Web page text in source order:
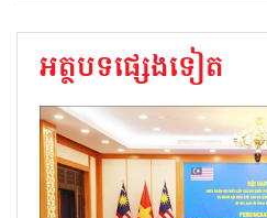
អត្ថបទផ្សេងទៀត